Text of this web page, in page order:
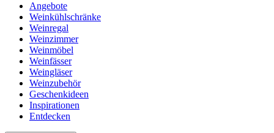
Angebote
Weinkühlschränke
Weinregal
Weinzimmer
Weinmöbel
Weinfässer
Weingläser
Weinzubehör
Geschenkideen
Inspirationen
Entdecken